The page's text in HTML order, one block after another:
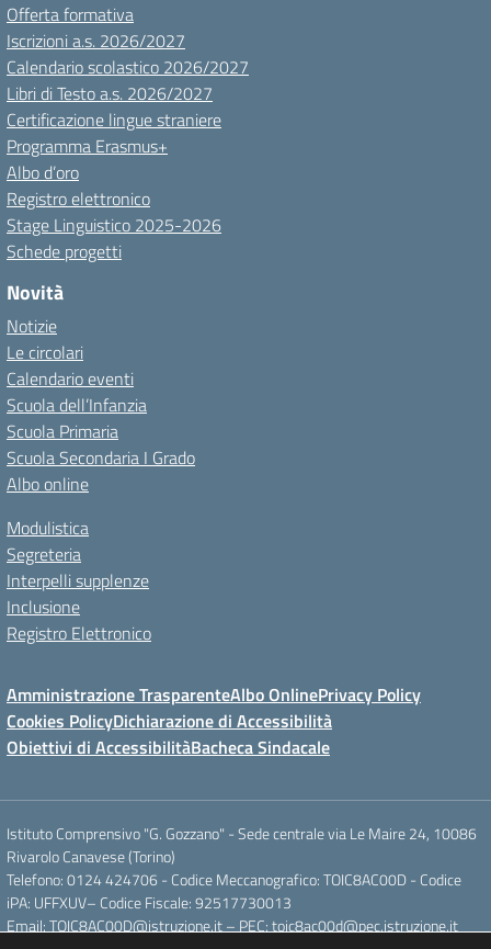
Offerta formativa
Iscrizioni a.s. 2026/2027
Calendario scolastico 2026/2027
Libri di Testo a.s. 2026/2027
Certificazione lingue straniere
Programma Erasmus+
Albo d’oro
Registro elettronico
Stage Linguistico 2025-2026
Schede progetti
Novità
Notizie
Le circolari
Calendario eventi
Scuola dell’Infanzia
Scuola Primaria
Scuola Secondaria I Grado
Albo online
Modulistica
Segreteria
Interpelli supplenze
Inclusione
Registro Elettronico
Amministrazione TrasparenteAlbo OnlinePrivacy Policy
Cookies PolicyDichiarazione di Accessibilità
Obiettivi di AccessibilitàBacheca Sindacale
Istituto Comprensivo "G. Gozzano" - Sede centrale via Le Maire 24, 10086
Rivarolo Canavese (Torino)
Telefono: 0124 424706 - Codice Meccanografico: TOIC8AC00D - Codice
iPA: UFFXUV– Codice Fiscale: 92517730013
Email: TOIC8AC00D@istruzione.it – PEC: toic8ac00d@pec.istruzione.it